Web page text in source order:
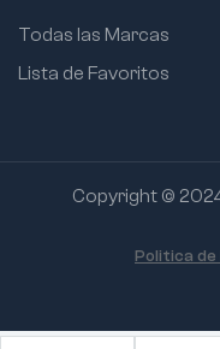
Todas las Marcas
Lista de Favoritos
Copyright ©
Politica